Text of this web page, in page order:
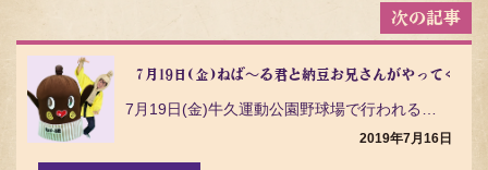
7月19日(金)ねば～る君と納豆お兄さんがやってくる！
2019年7月16日